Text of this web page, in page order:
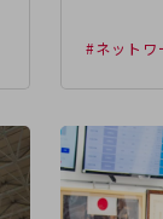
#ネットワ